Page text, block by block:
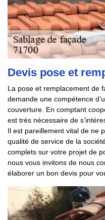
Devis pose et
La pose et remplacement de
demande une compétence
couverture. En comptant
est très nécessaire de
Il est pareillement vital de ne
qualité de service de la
complets sur votre projet de
nous vous invitons de nous
élaborer un bon devis pour